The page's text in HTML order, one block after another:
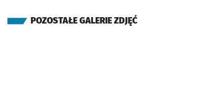
POZOSTAŁE GALERIE ZDJĘĆ